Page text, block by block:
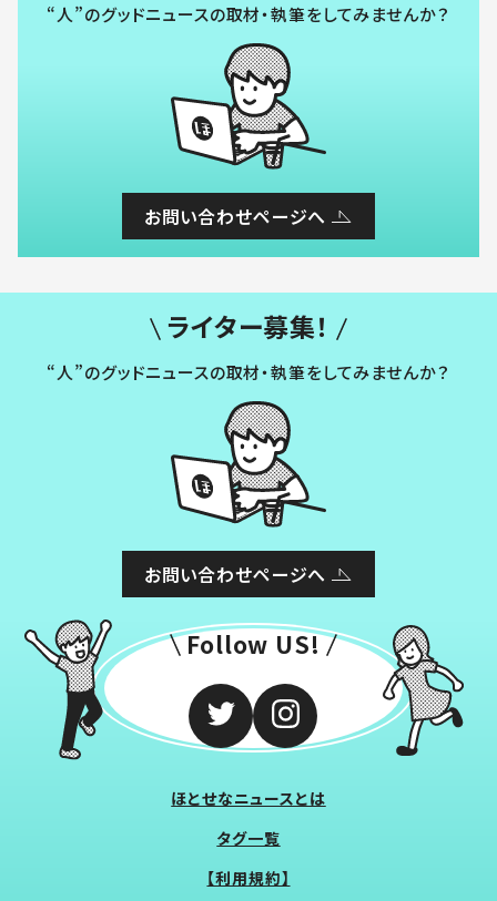
“人”のグッドニュースの取材・執筆をしてみませんか？
お問い合わせページへ
ライター募集！
“人”のグッドニュースの取材・執筆をしてみませんか？
お問い合わせページへ
Follow US!
ほとせなニュースとは
タグ一覧
【利用規約】